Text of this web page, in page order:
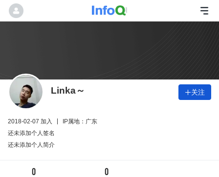
Linka～ 关注
2018-02-07 加入
IP属地：广东
还未添加个人签名
还未添加个人简介
0 0